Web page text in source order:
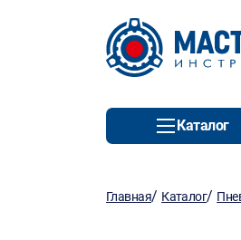
Каталог
Главная/ Каталог/